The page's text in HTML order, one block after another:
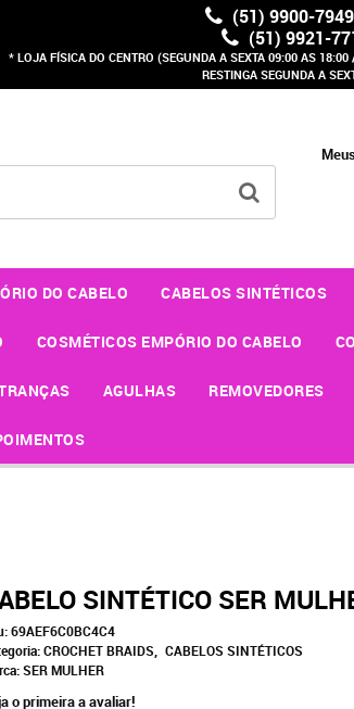
(51) 9900-
(51) 9921-
* LOJA FÍSICA DO CENTRO (SEGUNDA A SEXTA 09:00 AS
RESTINGA SEGUNDA A
DO CABELO CABELOS SINTÉTICOS
COSMÉTICOS EMPÓRIO DO CABELO
AGULHAS REMOVEDORES
SINTÉTICO SER
69AEF6C0BC4C4
CROCHET BRAIDS
CABELOS SINTÉTICOS
SER MULHER
o primeira a avaliar!